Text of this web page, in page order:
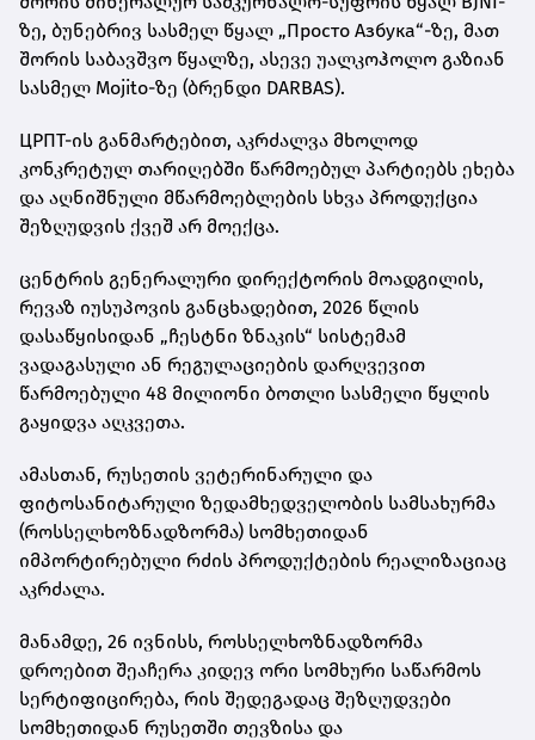
ზე, ბუნებრივ სასმელ წყალ „Просто Азбука“-ზე, მათ
შორის საბავშვო წყალზე, ასევე უალკოჰოლო გაზიან
სასმელ Mojito-ზე (ბრენდი DARBAS).
ЦРПТ-ის განმარტებით, აკრძალვა მხოლოდ
კონკრეტულ თარიღებში წარმოებულ პარტიებს ეხება
და აღნიშნული მწარმოებლების სხვა პროდუქცია
შეზღუდვის ქვეშ არ მოექცა.
ცენტრის გენერალური დირექტორის მოადგილის,
რევაზ იუსუპოვის განცხადებით, 2026 წლის
დასაწყისიდან „ჩესტნი ზნაკის“ სისტემამ
ვადაგასული ან რეგულაციების დარღვევით
წარმოებული 48 მილიონი ბოთლი სასმელი წყლის
გაყიდვა აღკვეთა.
ამასთან, რუსეთის ვეტერინარული და
ფიტოსანიტარული ზედამხედველობის სამსახურმა
(როსსელხოზნადზორმა) სომხეთიდან
იმპორტირებული რძის პროდუქტების რეალიზაციაც
აკრძალა.
მანამდე, 26 ივნისს, როსსელხოზნადზორმა
დროებით შეაჩერა კიდევ ორი სომხური საწარმოს
სერტიფიცირება, რის შედეგადაც შეზღუდვები
სომხეთიდან რუსეთში თევზისა და